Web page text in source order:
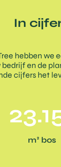
In
hebben we
bedrijf en de
cijfers het
m² bos